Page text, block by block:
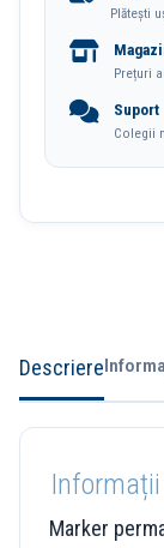
Deli
Plătești
Prețuri
Suport
Colegii
Descriere
Marker